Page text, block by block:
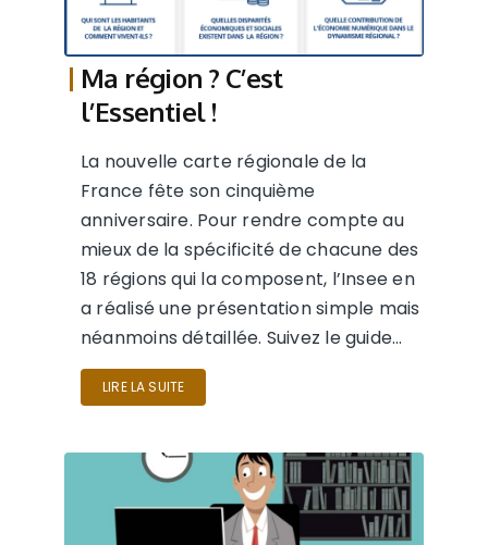
Ma région ? C’est
l’Essentiel !
La nouvelle carte régionale de la
France fête son cinquième
anniversaire. Pour rendre compte au
mieux de la spécificité de chacune des
18 régions qui la composent, l’Insee en
a réalisé une présentation simple mais
néanmoins détaillée. Suivez le guide…
LIRE LA SUITE